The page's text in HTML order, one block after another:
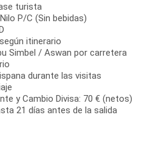
turista
P/C (Sin bebidas)
itinerario
Simbel / Aswan por carretera
durante las visitas
y Cambio Divisa: 70 € (netos)
21 días antes de la salida